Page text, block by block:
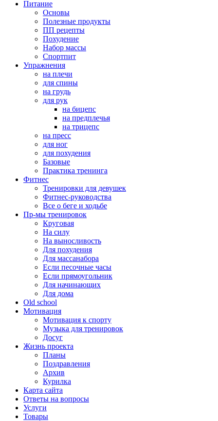
Питание
Основы
Полезные продукты
ПП рецепты
Похудение
Набор массы
Спортпит
Упражнения
на плечи
для спины
на грудь
для рук
на бицепс
на предплечья
на трицепс
на пресс
для ног
для похудения
Базовые
Практика тренинга
Фитнес
Тренировки для девушек
Фитнес-руководства
Все о беге и ходьбе
Пр-мы тренировок
Круговая
На силу
На выносливость
Для похудения
Для массанабора
Если песочные часы
Если прямоугольник
Для начинающих
Для дома
Old school
Мотивация
Мотивация к спорту
Музыка для тренировок
Досуг
Жизнь проекта
Планы
Поздравления
Архив
Курилка
Карта сайта
Ответы на вопросы
Услуги
Товары